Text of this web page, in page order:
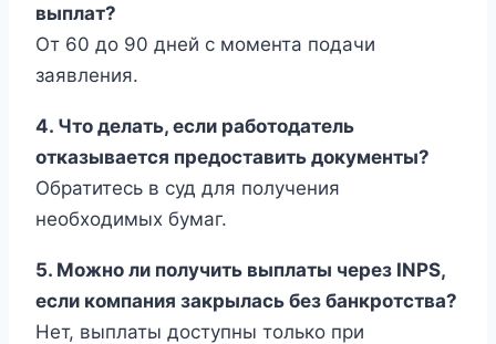
выплат?
От 60 до 90 дней с момента подачи
заявления.
4. Что делать, если работодатель
отказывается предоставить документы?
Обратитесь в суд для получения
необходимых бумаг.
5. Можно ли получить выплаты через INPS,
если компания закрылась без банкротства?
Нет, выплаты доступны только при